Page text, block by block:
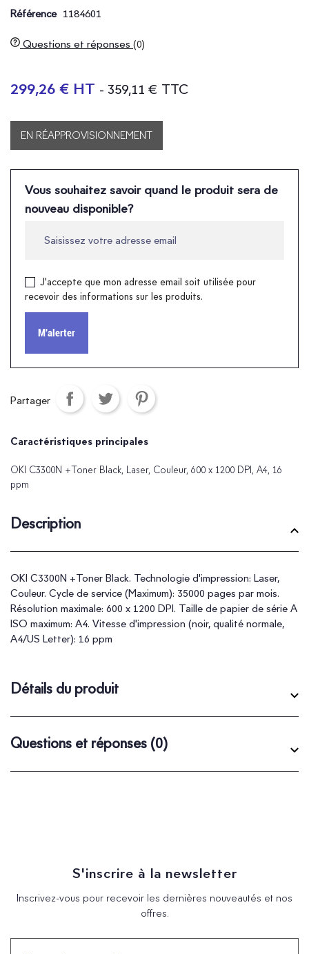
Référence 1184601
Questions et réponses (0)
299,26 € HT - 359,11 € TTC
EN RÉAPPROVISIONNEMENT
Vous souhaitez savoir quand le produit sera de
nouveau disponible?
J'accepte que mon adresse email soit utilisée pour
recevoir des informations sur les produits.
M'alerter
Partager
Caractéristiques principales
OKI C3300N +Toner Black, Laser, Couleur, 600 x 1200 DPI, A4, 16
ppm
Description
OKI C3300N +Toner Black. Technologie d'impression: Laser,
Couleur. Cycle de service (Maximum): 35000 pages par mois.
Résolution maximale: 600 x 1200 DPI. Taille de papier de série A
ISO maximum: A4. Vitesse d'impression (noir, qualité normale,
A4/US Letter): 16 ppm
Détails du produit
Questions et réponses (0)
S'inscrire à la newsletter
Inscrivez-vous pour recevoir les dernières nouveautés et nos
offres.